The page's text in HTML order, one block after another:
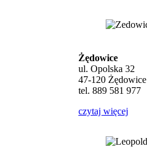
Żędowice
ul. Opolska 32
47-120 Żędowice
tel. 889 581 977
czytaj więcej